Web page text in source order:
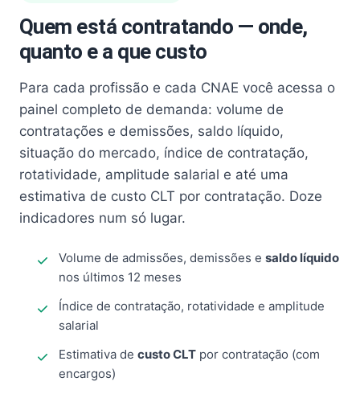
Quem está contratando — onde,
quanto e a que custo
Para cada profissão e cada CNAE você acessa o
painel completo de demanda: volume de
contratações e demissões, saldo líquido,
situação do mercado, índice de contratação,
rotatividade, amplitude salarial e até uma
estimativa de custo CLT por contratação. Doze
indicadores num só lugar.
Volume de admissões, demissões e saldo líquido
nos últimos 12 meses
Índice de contratação, rotatividade e amplitude
salarial
Estimativa de custo CLT por contratação (com
encargos)